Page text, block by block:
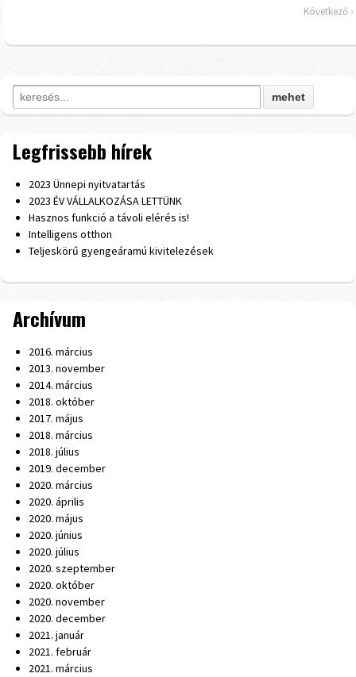
Következő ›
Search for:
Legfrissebb hírek
2023 Ünnepi nyitvatartás
2023 ÉV VÁLLALKOZÁSA LETTÜNK
Hasznos funkció a távoli elérés is!
Intelligens otthon
Teljeskörű gyengeáramú kivitelezések
Archívum
2016. március
2013. november
2014. március
2018. október
2017. május
2018. március
2018. július
2019. december
2020. március
2020. április
2020. május
2020. június
2020. július
2020. szeptember
2020. október
2020. november
2020. december
2021. január
2021. február
2021. március